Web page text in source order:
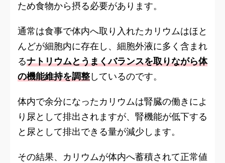
ため食物から摂る必要があります。
通常は食事で体内へ取り入れたカリウムはほと
んどが細胞内に存在し、細胞外液に多く含まれ
るナトリウムとうまくバランスを取りながら体
の機能維持を調整しているのです。
体内で余分になったカリウムは腎臓の働きによ
り尿として排出されますが、腎機能が低下する
と尿として排出できる量が減少します。
その結果、カリウムが体内へ蓄積されて正常値